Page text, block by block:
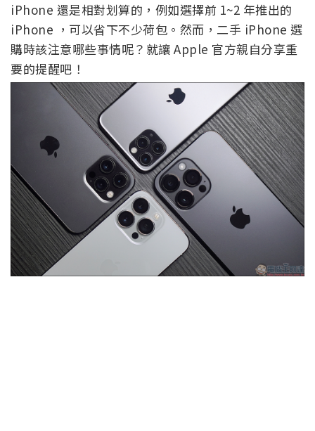
iPhone 還是相對划算的，例如選擇前 1~2 年推出的
iPhone ，可以省下不少荷包。然而，二手 iPhone 選
購時該注意哪些事情呢？就讓 Apple 官方親自分享重
要的提醒吧！